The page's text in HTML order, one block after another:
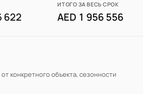
622
ИТОГО ЗА ВЕСЬ СРОК
AED 1 956 556
конкретного объекта, сезонности